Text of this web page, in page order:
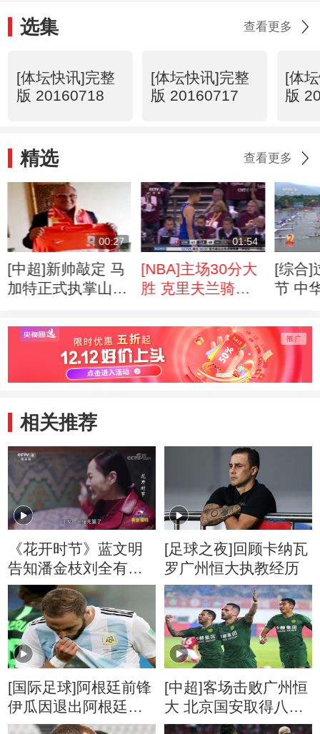
选集 查看更多
[体坛快讯]完整
版 20160718
[体坛快讯]完整
版 20160717
[体
版
精选 查看更多
00:27
[中超]新帅敲定 马
加特正式执掌山东
01:54
[NBA]主场30分大
胜 克里夫兰骑士
[综合]
节 中
相关推荐
《花开时节》蓝文明
告知潘金枝刘全有撞
死的是荷兰奶牛价值
不菲 潘金枝崩溃
[足球之夜]回顾卡纳瓦
罗广州恒大执教经历
[国际足球]阿根廷前锋
伊瓜因退出阿根廷国
家队
[中超]客场击败广州恒
大 北京国安取得八连
胜